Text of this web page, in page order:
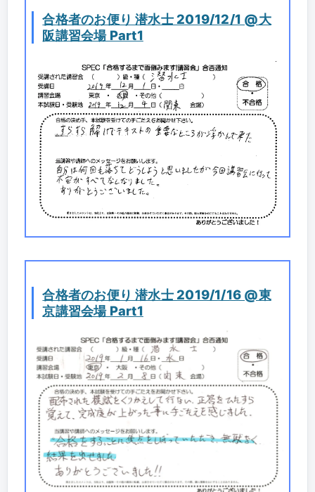
合格者のお便り 潜水士 2019/12/1 @大
阪講習会場 Part1
合格者のお便り 潜水士 2019/1/16 @東
京講習会場 Part1